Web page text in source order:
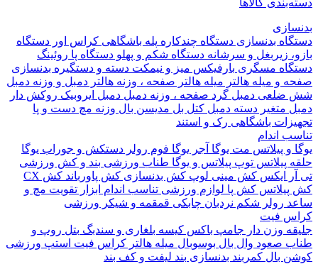
کالاها
بدنسازیدستگاه چندکارهپله باشگاهیکراس اوردستگاه
زیربغل و سرشانه دستگاه شکم و پهلودستگاه پاروئینگ
مسگریبارفیکسمیز و نیمکتدسته و دستگیره بدنسازی
و میله هالتر میله هالتر صفحه ، وزنه هالتر دمبل و وزنه دمبل
دمبل گرد صفحه ، وزنه دمبل دمبل ایروبیک روکش دار
متغیردسته دمبل کتل بلمدیسن بالوزنه مچ دست و پا
باشگاهیرک و استند
اندام
و پیلاتسمت یوگاآجر یوگا فوم رولر دستکش و جوراب یوگا
پیلاتستوپ پیلاتس و یوگاطناب ورزشی بند و کش ورزشی
ایکس کش مینی لوپ کش بدنسازیکش پاورباندکش CX
کش پالوازم ورزشی تناسب اندام ابزار تقویت مچ و
رولر شکم نردبان چابکیقمقمه و شیکر ورزشی
فیت
وزن دارجامپ باکسکیسه بلغاری و سندبگبتل روپ و
صعودوال بال بوسوبالمیله هالتر کراس فیت استپ ورزشی
بالکمربند بدنسازیبند لیفت و کف بند